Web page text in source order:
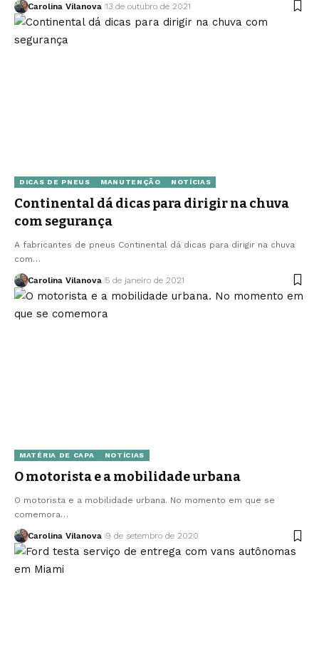
Carolina Vilanova 13 de outubro de 2021
DICAS DE PNEUS MANUTENÇÃO NOTÍCIAS
Continental dá dicas para dirigir na chuva
com segurança
A fabricantes de pneus Continental dá dicas para dirigir na chuva
com…
Carolina Vilanova 5 de janeiro de 2021
MATÉRIA DE CAPA NOTÍCIAS
O motorista e a mobilidade urbana
O motorista e a mobilidade urbana. No momento em que se
comemora…
Carolina Vilanova 9 de setembro de 2020